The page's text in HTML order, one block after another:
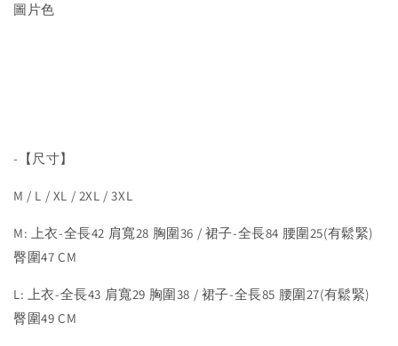
圖片色
-【尺寸】
M / L / XL / 2XL / 3XL
M: 上衣-全長42 肩寬28 胸圍36 / 裙子-全長84 腰圍25(有鬆緊)
臀圍47 CM
L: 上衣-全長43 肩寬29 胸圍38 / 裙子-全長85 腰圍27(有鬆緊)
臀圍49 CM